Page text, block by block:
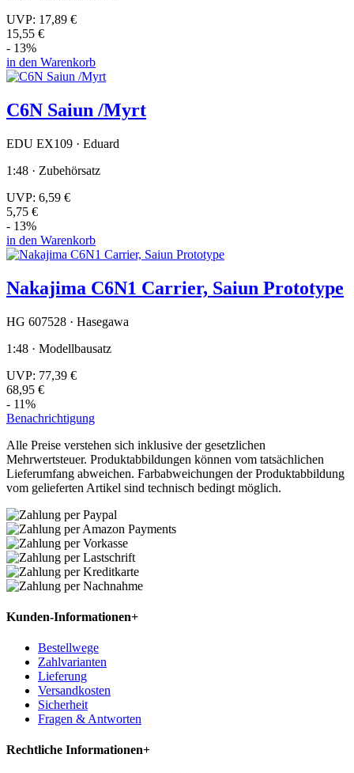
UVP: 17,89 €
15,55 €
- 13%
in den Warenkorb
C6N Saiun /Myrt
EDU EX109 · Eduard
1:48 · Zubehörsatz
UVP: 6,59 €
5,75 €
- 13%
in den Warenkorb
Nakajima C6N1 Carrier, Saiun Prototype
HG 607528 · Hasegawa
1:48 · Modellbausatz
UVP: 77,39 €
68,95 €
- 11%
Benachrichtigung
Alle Preise verstehen sich inklusive der gesetzlichen
Mehrwertsteuer. Produktabbildungen können vom tatsächlichen
Lieferumfang abweichen. Farbabweichungen der Produktabbildung
vom gelieferten Artikel sind technisch bedingt möglich.
Kunden-Informationen+
Bestellwege
Zahlvarianten
Lieferung
Versandkosten
Sicherheit
Fragen & Antworten
Rechtliche Informationen+